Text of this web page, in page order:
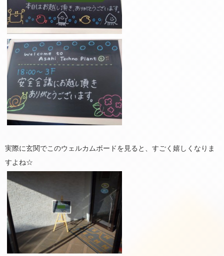
実際に玄関でこのウェルカムボードを見ると、すごく嬉しくなりま
すよね☆